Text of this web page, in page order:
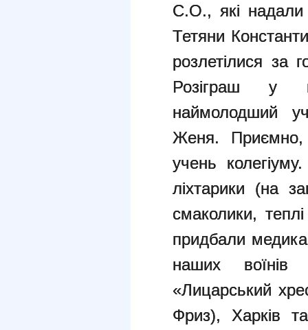
С.О., які надали
Тетяни
розлетілися за
Розіграш у
наймолодший
Женя.
учень
ліхтарики (на
смаколики,
придбали
наших
«Лицарський
Фриз), Харків